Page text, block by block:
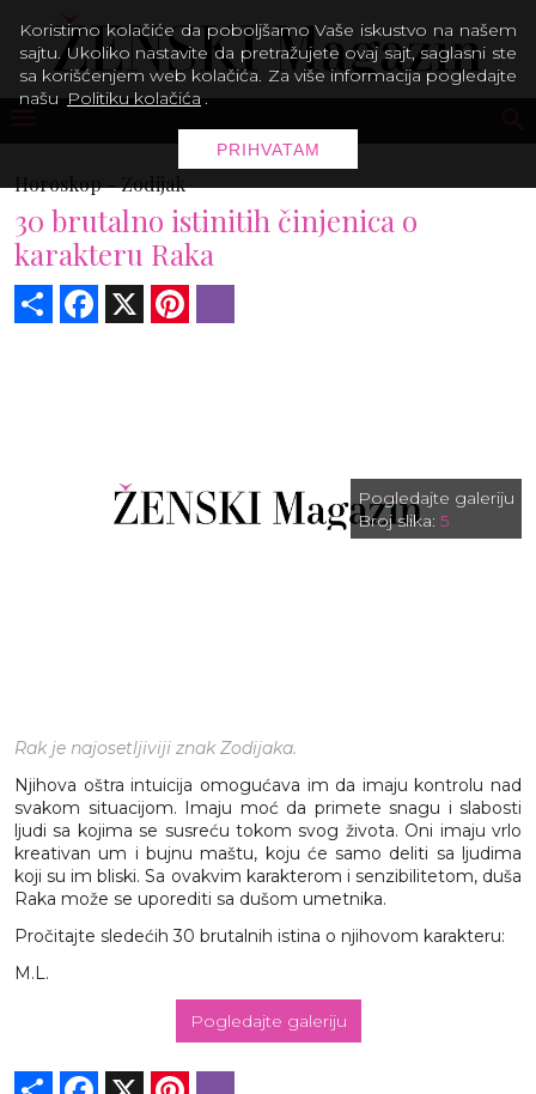
Horoskop -Zodijak
30 brutalno istinitih činjenica o
karakteru Raka
Share Facebook
Pogledajte galeriju
Broj slika: 5
Rak je najosetljiviji znak Zodijaka.
Njihova oštra intuicija omogućava im da imaju kontrolu nad
svakom situacijom. Imaju moć da primete snagu i slabosti
ljudi sa kojima se susreću tokom svog života. Oni imaju vrlo
kreativan um i bujnu maštu, koju će samo deliti sa ljudima
koji su im bliski. Sa ovakvim karakterom i senzibilitetom, duša
Raka može se uporediti sa dušom umetnika.
Pročitajte sledećih 30 brutalnih istina o njihovom karakteru:
M.L.
Pogledajte galeriju
Share Facebook
Koristimo kolačiće da poboljšamo Vaše iskustvo na našem
sajtu. Ukoliko nastavite da pretražujete ovaj sajt, saglasni ste
sa korišćenjem web kolačića. Za više informacija pogledajte
našu Politiku kolačića .
PRIHVATAM